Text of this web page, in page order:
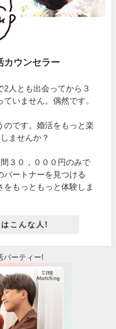
カウンセラー
2人とも出会ってから３
いません。偶然です。
のです。婚活をもっと楽
ませんか？
３０，０００円のみで
パートナーを見つける
をもっともっと体験しま
こんな人!
パーティー!